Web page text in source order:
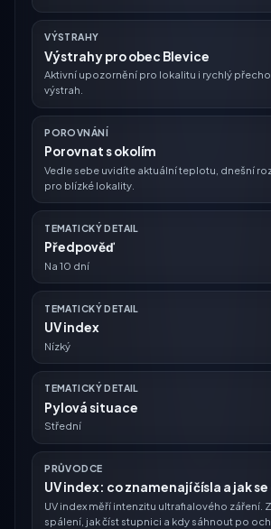
VÝSTRAHY
Výstrahy pro obec Blevice
Aktivní upozornění pro lokalitu i rychlý
výstrah.
POROVNÁNÍ
Porovnat s okolím
Vedle sebe uvidíte aktuální teplotu, dnešní
pro blízké lokality.
TEMATICKÝ DETAIL
Předpověď
Na 10 dní
TEMATICKÝ DETAIL
UV index
Nízký
TEMATICKÝ DETAIL
Pylová situace
Střední
PRŮVODCE
UV index: co znamenají čísla a jak
UV index měří intenzitu ultrafialového záření.
spálení, jak číst stupnici a kdy sáhnout po